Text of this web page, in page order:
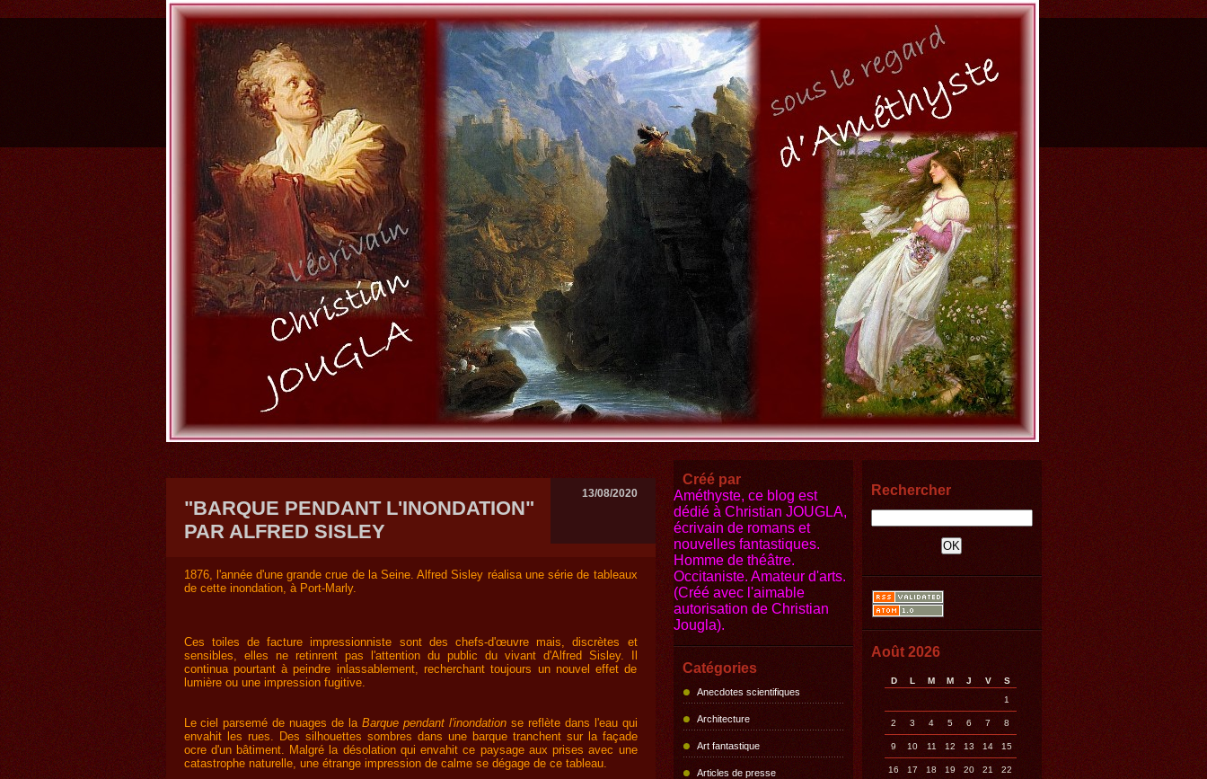
Rechercher
Août 2026
D L M M J V
S
1
2 3 4 5 6 7 8
9 10 11 12 13 14 15
16 17 18 19 20 21 22
Créé par
Améthyste, ce blog est
dédié à Christian JOUGLA,
écrivain de romans et
nouvelles fantastiques.
Homme de théâtre.
Occitaniste. Amateur d'arts.
(Créé avec l'aimable
autorisation de Christian
Jougla).
Catégories
Anecdotes scientifiques
Architecture
Art fantastique
Articles de presse
13/08/2020
"BARQUE PENDANT L'INONDATION"
PAR ALFRED SISLEY
1876, l'année d'une grande crue de la Seine. Alfred Sisley réalisa une série de tableaux
de cette inondation, à Port-Marly.
Ces toiles de facture impressionniste sont des chefs-d'œuvre mais, discrètes et
sensibles, elles ne retinrent pas l'attention du public du vivant d'Alfred Sisley. Il
continua pourtant à peindre inlassablement, recherchant toujours un nouvel effet de
lumière ou une impression fugitive.
Le ciel parsemé de nuages de la Barque pendant l'inondationse reflète dans l'eau qui
envahit les rues. Des silhouettes sombres dans une barque tranchent sur la façade
ocre d'un bâtiment. Malgré la désolation qui envahit ce paysage aux prises avec une
catastrophe naturelle, une étrange impression de calme se dégage de ce tableau.